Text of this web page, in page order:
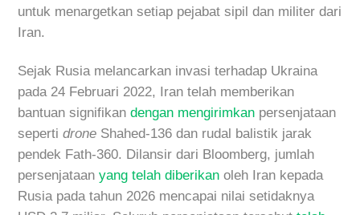
untuk menargetkan setiap pejabat sipil dan militer dari
Iran.
Sejak Rusia melancarkan invasi terhadap Ukraina
pada 24 Februari 2022, Iran telah memberikan
bantuan signifikandengan mengirimkan persenjataan
sepertidrone Shahed-136 dan rudal balistik jarak
pendek Fath-360. Dilansir dari Bloomberg, jumlah
persenjataanyang telah diberikan oleh Iran kepada
Rusia pada tahun 2026 mencapai nilai setidaknya